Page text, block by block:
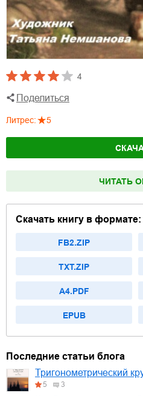
4
Поделиться
Литрес: 5
ЧИТАТЬ
Скачать книгу в формате:
FB2.ZIP
TXT.ZIP
A4.PDF
EPUB
Последние статьи блога
Тригонометрический
5 3